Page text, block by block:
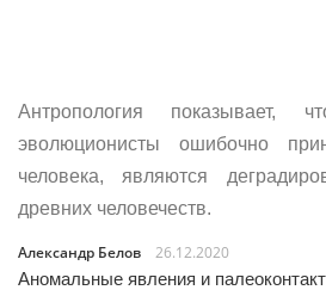
Антропология показывает,
эволюционисты ошибочно
человека, являются
древних человечеств.
Александр Белов
26.12.2020
Аномальные явления и